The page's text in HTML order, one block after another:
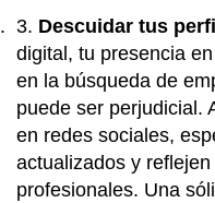
Descuidar tus
digital, tu presencia
en la búsqueda de
puede ser perjudicial.
en redes sociales,
actualizados y
profesionales. Una